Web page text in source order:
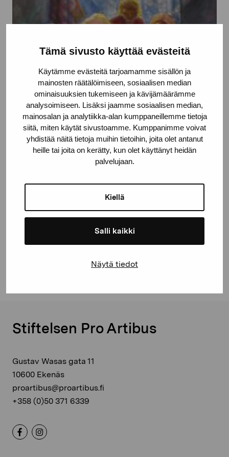
Tämä sivusto käyttää evästeitä
Käytämme evästeitä tarjoamamme sisällön ja
mainosten räätälöimiseen, sosiaalisen median
ominaisuuksien tukemiseen ja kävijämäärämme
analysoimiseen. Lisäksi jaamme sosiaalisen median,
mainosalan ja analytiikka-alan kumppaneillemme tietoja
siitä, miten käytät sivustoamme. Kumppanimme voivat
yhdistää näitä tietoja muihin tietoihin, joita olet antanut
heille tai joita on kerätty, kun olet käyttänyt heidän
palvelujaan.
Kiellä
Salli kaikki
Näytä tiedot
Stiftelsen Pro Artibus
Gustav Wasas gata 11
10600 Ekenäs
proartibus@proartibus.fi
+358 (0)50 371 6339